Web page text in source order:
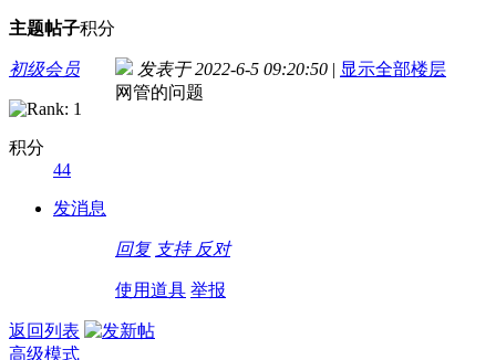
主题帖子积分
初级会员
积分
44
发消息
发表于 2022-6-5 09:20:50 | 显示全部楼层
网管的问题
回复 支持 反对
使用道具 举报
返回列表
高级模式